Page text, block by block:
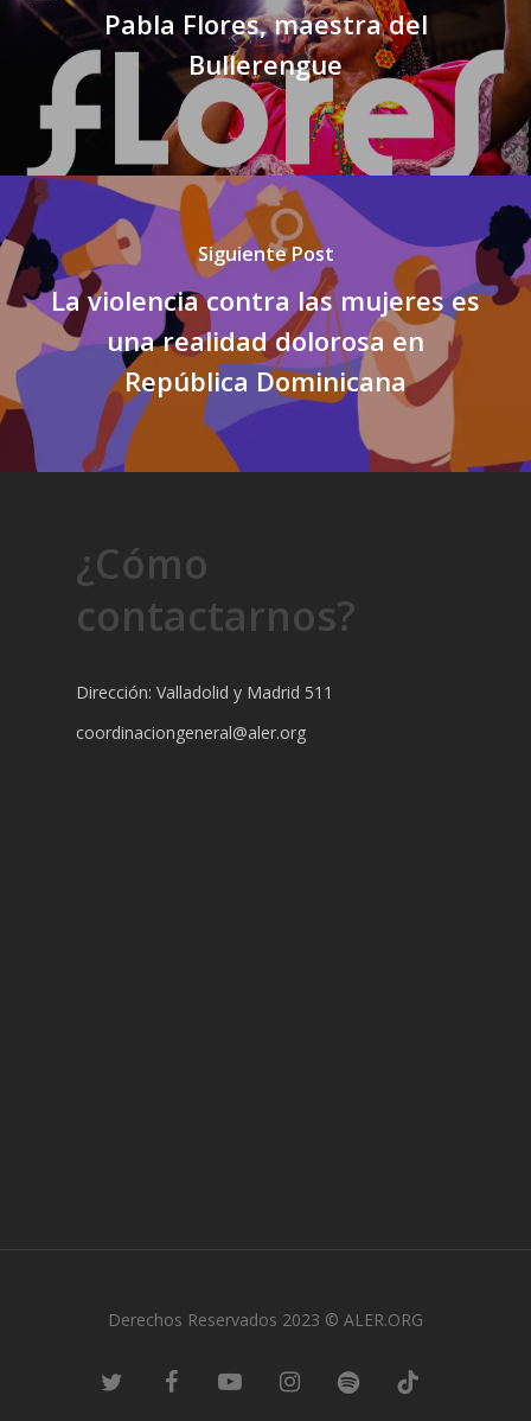
Pabla Flores, maestra del
Bullerengue
Siguiente Post
La violencia contra las mujeres es
una realidad dolorosa en
República Dominicana
¿Cómo
contactarnos?
Dirección: Valladolid y Madrid 511
coordinaciongeneral@aler.org
Derechos Reservados 2023 © ALER.ORG